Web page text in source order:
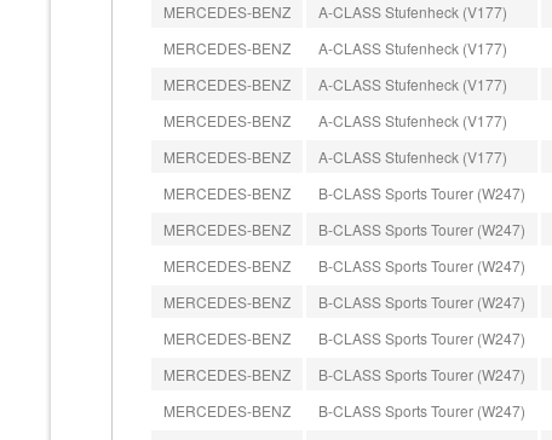
MERCEDES-BENZ
A-CLASS Stufenheck (V177)
MERCEDES-BENZ
A-CLASS Stufenheck (V177)
MERCEDES-BENZ
A-CLASS Stufenheck (V177)
MERCEDES-BENZ
A-CLASS Stufenheck (V177)
MERCEDES-BENZ
A-CLASS Stufenheck (V177)
MERCEDES-BENZ
B-CLASS Sports Tourer (W247)
MERCEDES-BENZ
B-CLASS Sports Tourer (W247)
MERCEDES-BENZ
B-CLASS Sports Tourer (W247)
MERCEDES-BENZ
B-CLASS Sports Tourer (W247)
MERCEDES-BENZ
B-CLASS Sports Tourer (W247)
MERCEDES-BENZ
B-CLASS Sports Tourer (W247)
MERCEDES-BENZ
B-CLASS Sports Tourer (W247)